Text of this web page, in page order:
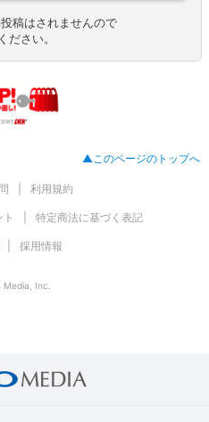
稿はされませんので
ださい。
▲このページのトップへ
利用規約
特定商法に基づく表記
採用情報
Inc.